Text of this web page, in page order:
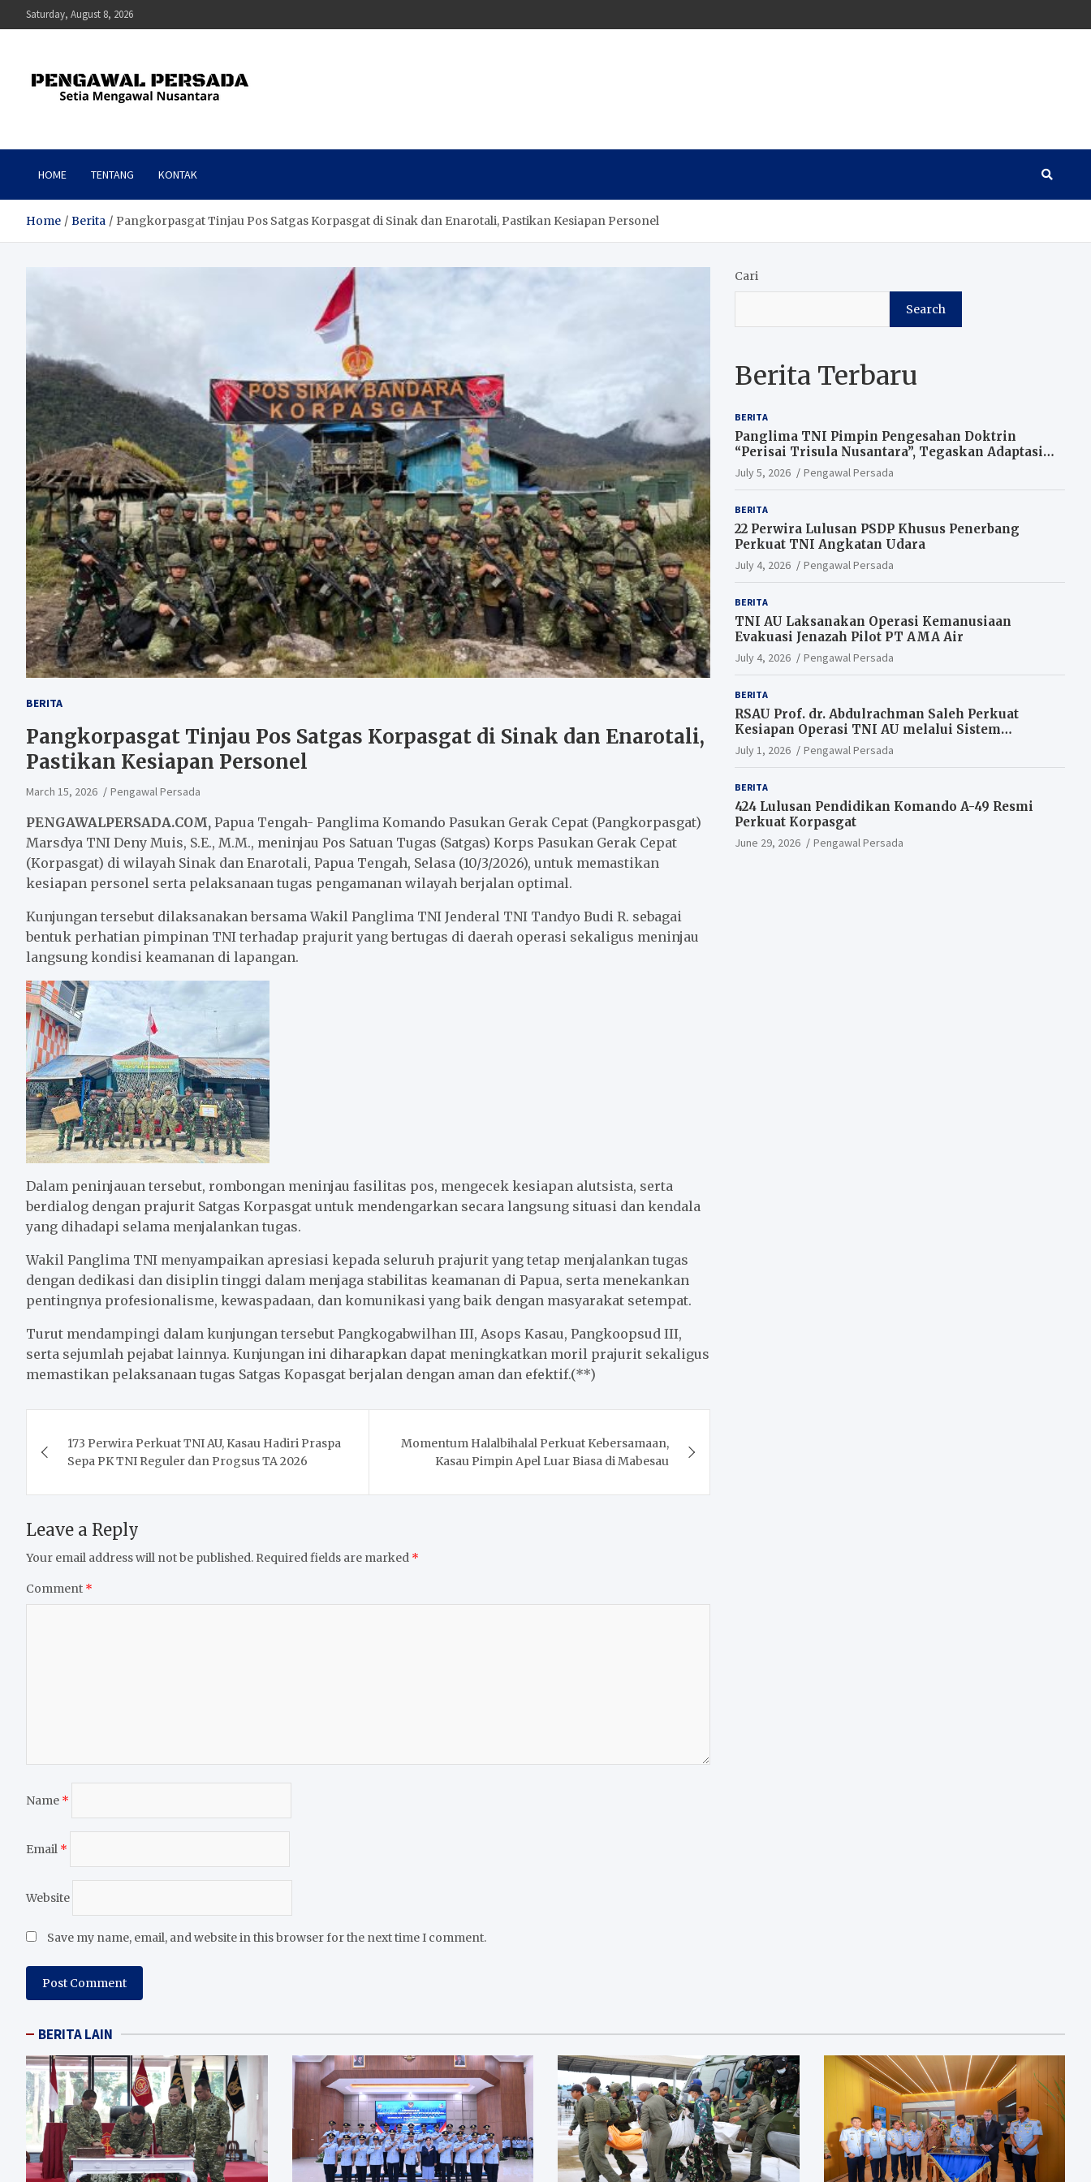
to
Saturday, August 8, 2026
Pengawal Persada
HOME TENTANG KONTAK
Home Berita Pangkorpasgat Tinjau Pos Satgas Korpasgat di Sinak dan Enarotali, Pastikan Kesiapan Personel
BERITA
Pangkorpasgat Tinjau Pos Satgas Korpasgat di Sinak dan Enarotali,
Pastikan Kesiapan Personel
March 15, 2026 Pengawal Persada
PENGAWALPERSADA.COM, Papua Tengah- Panglima Komando Pasukan Gerak Cepat (Pangkorpasgat)
Marsdya TNI Deny Muis, S.E., M.M., meninjau Pos Satuan Tugas (Satgas) Korps Pasukan Gerak Cepat
(Korpasgat) di wilayah Sinak dan Enarotali, Papua Tengah, Selasa (10/3/2026), untuk memastikan
kesiapan personel serta pelaksanaan tugas pengamanan wilayah berjalan optimal.
Kunjungan tersebut dilaksanakan bersama Wakil Panglima TNI Jenderal TNI Tandyo Budi R. sebagai
bentuk perhatian pimpinan TNI terhadap prajurit yang bertugas di daerah operasi sekaligus meninjau
langsung kondisi keamanan di lapangan.
Dalam peninjauan tersebut, rombongan meninjau fasilitas pos, mengecek kesiapan alutsista, serta
berdialog dengan prajurit Satgas Korpasgat untuk mendengarkan secara langsung situasi dan kendala
yang dihadapi selama menjalankan tugas.
Wakil Panglima TNI menyampaikan apresiasi kepada seluruh prajurit yang tetap menjalankan tugas
dengan dedikasi dan disiplin tinggi dalam menjaga stabilitas keamanan di Papua, serta menekankan
pentingnya profesionalisme, kewaspadaan, dan komunikasi yang baik dengan masyarakat setempat.
Turut mendampingi dalam kunjungan tersebut Pangkogabwilhan III, Asops Kasau, Pangkoopsud III,
serta sejumlah pejabat lainnya. Kunjungan ini diharapkan dapat meningkatkan moril prajurit sekaligus
memastikan pelaksanaan tugas Satgas Kopasgat berjalan dengan aman dan efektif.(**)
navigation
173 Perwira Perkuat TNI AU, Kasau Hadiri Praspa
Sepa PK TNI Reguler dan Progsus TA 2026
Momentum Halalbihalal Perkuat Kebersamaan,
Kasau Pimpin Apel Luar Biasa di Mabesau
Leave a Reply
Your email address will not be published. Required fields are marked *
Comment *
Name *
Email *
Website
Save my name, email, and website in this browser for the next time I comment.
Cari
Search
Berita Terbaru
BERITA
Panglima TNI Pimpin Pengesahan Doktrin
“Perisai Trisula Nusantara”, Tegaskan Adaptasi
TNI Hadapi Perang Modern
July 5, 2026 Pengawal Persada
BERITA
22 Perwira Lulusan PSDP Khusus Penerbang
Perkuat TNI Angkatan Udara
July 4, 2026 Pengawal Persada
BERITA
TNI AU Laksanakan Operasi Kemanusiaan
Evakuasi Jenazah Pilot PT AMA Air
July 4, 2026 Pengawal Persada
BERITA
RSAU Prof. dr. Abdulrachman Saleh Perkuat
Kesiapan Operasi TNI AU melalui Sistem
Kesehatan Andal
July 1, 2026 Pengawal Persada
BERITA
424 Lulusan Pendidikan Komando A-49 Resmi
Perkuat Korpasgat
June 29, 2026 Pengawal Persada
BERITA LAIN